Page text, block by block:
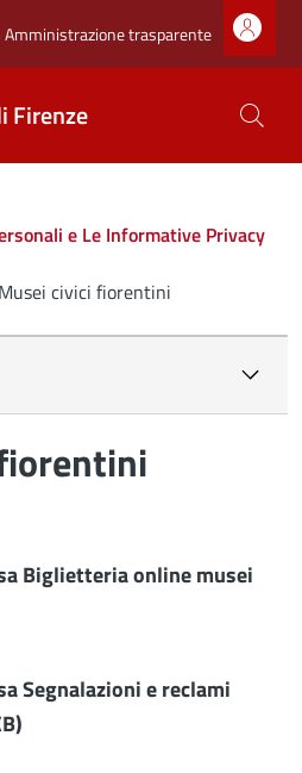
Zona superiore
Amministrazione trasparente
Firenze
e Le Informative Privacy
Musei civici fiorentini
Biglietteria online musei
Segnalazioni e reclami